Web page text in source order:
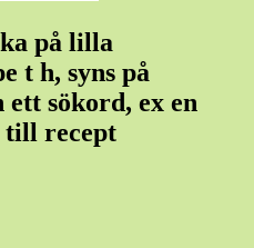
på lilla
t h, syns på
sökord, ex en
till recept